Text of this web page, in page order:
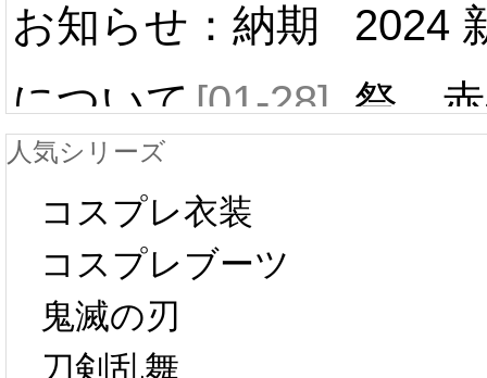
お知らせ：納期
について[01-28]
中国旧正月の影
響で2024年2月5
日から工場生産
2024
祭 赤
人気シリーズ
コスプレ衣装
コスプレブーツ
鬼滅の刃
刀剣乱舞